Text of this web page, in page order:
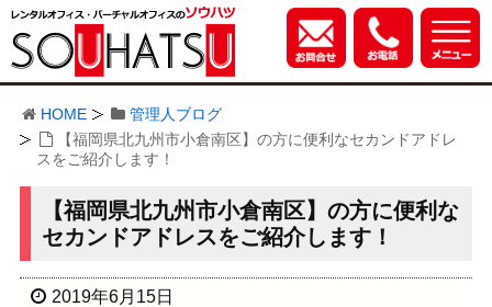
HOME
管理人ブログ
【福岡県北九州市小倉南区】の方に便利なセカンドアドレ
スをご紹介します！
【福岡県北九州市小倉南区】の方に便利な
セカンドアドレスをご紹介します！
2019年6月15日